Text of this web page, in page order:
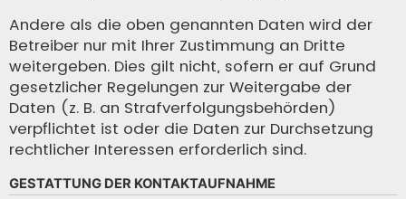
Andere als die oben genannten Daten wird der
Betreiber nur mit Ihrer Zustimmung an Dritte
weitergeben. Dies gilt nicht, sofern er auf Grund
gesetzlicher Regelungen zur Weitergabe der
Daten (z. B. an Strafverfolgungsbehörden)
verpflichtet ist oder die Daten zur Durchsetzung
rechtlicher Interessen erforderlich sind.
GESTATTUNG DER KONTAKTAUFNAHME